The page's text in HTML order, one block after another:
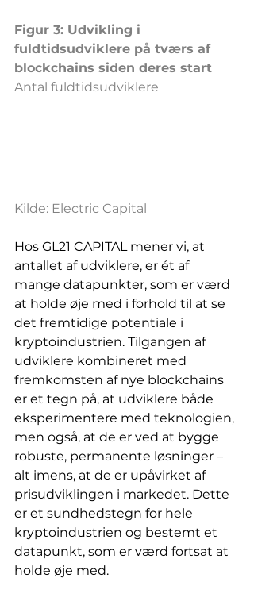
Figur 3: Udvikling i
fuldtidsudviklere på tværs af
blockchains siden deres start
Antal fuldtidsudviklere
Kilde: Electric Capital
Hos GL21 CAPITAL mener vi, at
antallet af udviklere, er ét af
mange datapunkter, som er værd
at holde øje med i forhold til at se
det fremtidige potentiale i
kryptoindustrien. Tilgangen af
udviklere kombineret med
fremkomsten af nye blockchains
er et tegn på, at udviklere både
eksperimentere med teknologien,
men også, at de er ved at bygge
robuste, permanente løsninger –
alt imens, at de er upåvirket af
prisudviklingen i markedet. Dette
er et sundhedstegn for hele
kryptoindustrien og bestemt et
datapunkt, som er værd fortsat at
holde øje med.